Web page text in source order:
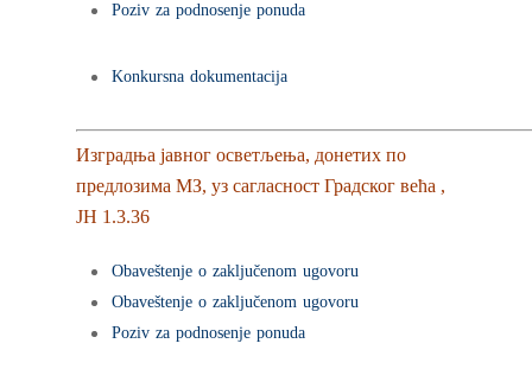
Poziv za podnosenje ponuda
Konkursna dokumentacija
Изградња јавног осветљења, донетих по
предлозима МЗ, уз сагласност Градског већа ,
ЈН 1.3.36
Obaveštenje o zaključenom ugovoru
Obaveštenje o zaključenom ugovoru
Poziv za podnosenje ponuda